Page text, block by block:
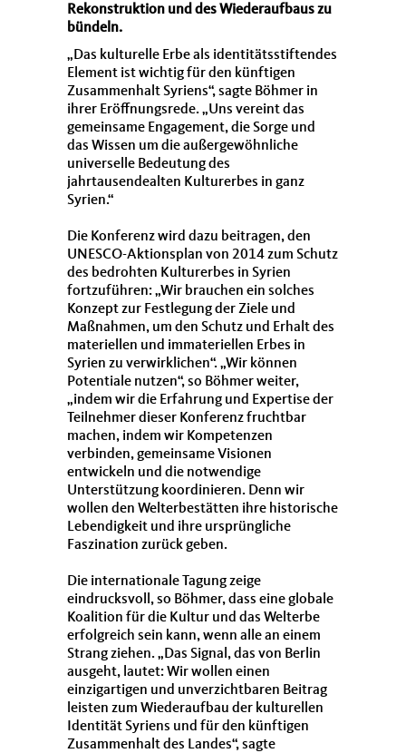
Rekonstruktion und des Wiederaufbaus zu
bündeln.
Das kulturelle Erbe als identitätsstiftendes
Element ist wichtig für den künftigen
Zusammenhalt Syriens“, sagte Böhmer in
ihrer Eröffnungsrede. „Uns vereint das
gemeinsame Engagement, die Sorge und
das Wissen um die außergewöhnliche
universelle Bedeutung des
jahrtausendealten Kulturerbes in ganz
Syrien.“
Die Konferenz wird dazu beitragen, den
UNESCO-Aktionsplan von 2014 zum Schutz
des bedrohten Kulturerbes in Syrien
fortzuführen: „Wir brauchen ein solches
Konzept zur Festlegung der Ziele und
Maßnahmen, um den Schutz und Erhalt des
materiellen und immateriellen Erbes in
Syrien zu verwirklichen“. „Wir können
Potentiale nutzen“, so Böhmer weiter,
indem wir die Erfahrung und Expertise der
Teilnehmer dieser Konferenz fruchtbar
machen, indem wir Kompetenzen
verbinden, gemeinsame Visionen
entwickeln und die notwendige
Unterstützung koordinieren. Denn wir
wollen den Welterbestätten ihre historische
Lebendigkeit und ihre ursprüngliche
Faszination zurück geben.
Die internationale Tagung zeige
eindrucksvoll, so Böhmer, dass eine globale
Koalition für die Kultur und das Welterbe
erfolgreich sein kann, wenn alle an einem
Strang ziehen. „Das Signal, das von Berlin
ausgeht, lautet: Wir wollen einen
einzigartigen und unverzichtbaren Beitrag
leisten zum Wiederaufbau der kulturellen
Identität Syriens und für den künftigen
Zusammenhalt des Landes“, sagte